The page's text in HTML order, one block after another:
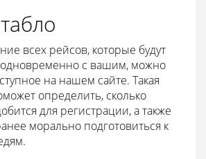
всех рейсов, которые будут
одновременно с вашим, можно
на нашем сайте. Такая
определить, сколько
для регистрации, а также
морально подготовиться к